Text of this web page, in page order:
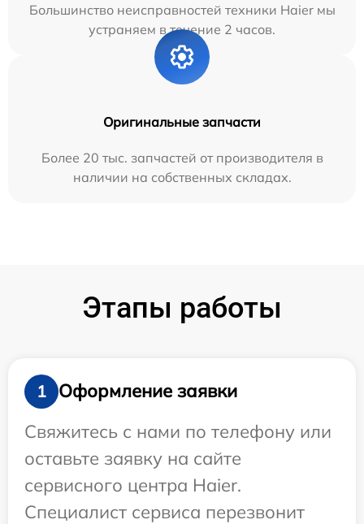
Большинство неисправностей техники Haier мы
устраняем в течение 2 часов.
Оригинальные запчасти
Более 20 тыс. запчастей от производителя в
наличии на собственных складах.
Этапы работы
1
Оформление заявки
Свяжитесь с нами по телефону или
оставьте заявку на сайте
сервисного центра Haier.
Специалист сервиса перезвонит